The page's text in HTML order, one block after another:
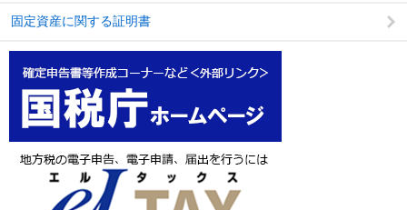
固定資産に関する証明書